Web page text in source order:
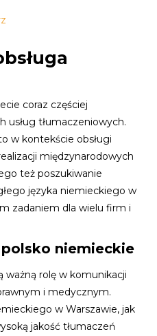
coraz częściej
usług tłumaczeniowych.
w kontekście obsługi
międzynarodowych
też poszukiwanie
języka niemieckiego w
zadaniem dla wielu firm i
polsko niemieckie
ważną rolę w komunikacji
i medycznym.
w Warszawie, jak
jakość tłumaczeń